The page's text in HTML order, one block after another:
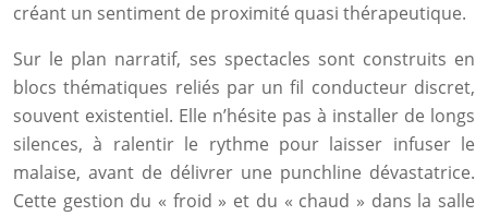
créant un sentiment de proximité quasi thérapeutique.
Sur le plan narratif, ses spectacles sont construits en
blocs thématiques reliés par un fil conducteur discret,
souvent existentiel. Elle n’hésite pas à installer de longs
silences, à ralentir le rythme pour laisser infuser le
malaise, avant de délivrer une punchline dévastatrice.
Cette gestion du « froid » et du « chaud » dans la salle